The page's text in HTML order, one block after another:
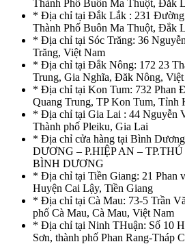
Thành Phố Buôn Ma Thuột, Đắk
* Địa chỉ tại Đắk Lắk : 231 Đường
Thành Phố Buôn Ma Thuột, Đắk
* Địa chỉ tại Sóc Trăng: 36
Trăng, Việt Nam
* Địa chỉ tại Đắk Nông: 172 23
Trung, Gia Nghĩa, Đăk Nông,
* Địa chỉ tại Kon Tum: 732 Phan
Quang Trung, TP Kon Tum, Tỉnh
* Địa chỉ tại Gia Lai : 44 Nguyễn
Thành phố Pleiku, Gia Lai
* Địa chỉ cửa hàng tại Bình
DƯƠNG – P.HIỆP AN –
BÌNH DƯƠNG
* Địa chỉ tại Tiền Giang: 21 Phan
Huyện Cai Lậy, Tiền Giang
* Địa chỉ tại Cà Mau: 73-5 Trần
phố Cà Mau, Cà Mau, Việt Nam
* Địa chỉ tại Ninh THuận: Số 10
Sơn, thành phố Phan Rang-Tháp